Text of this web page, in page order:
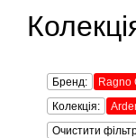
Бренд:
Ragno
Колекція:
Очистити